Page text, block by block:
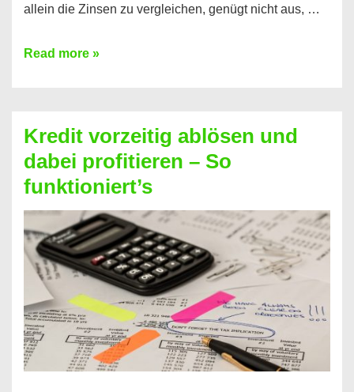
allein die Zinsen zu vergleichen, genügt nicht aus, …
Ganz
Kredit
berechnen
–
Mit
diesen
Regeln!
Read more »
Kredit vorzeitig ablösen und
dabei profitieren – So
funktioniert’s